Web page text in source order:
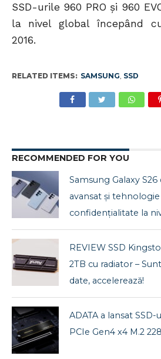
SSD-urile 960 PRO și 960
la nivel global începând
2016.
RELATED ITEMS: SAMSUNG SSD
RECOMMENDED FOR YOU
Samsung Galaxy
avansat și tehnologie
confidențialitate la
REVIEW SSD
2TB cu radiator –
date, accelerează!
ADATA a lansat
PCIe Gen4 x4 M.2